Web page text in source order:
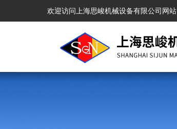
欢迎访问上海思峻机械设备有限公司网站